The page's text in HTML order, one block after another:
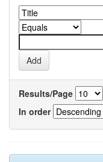
Results/Page
In order